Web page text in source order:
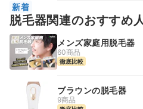
新着
脱毛器関連のおすすめ
メンズ家庭用脱毛器
60商品
徹底比較
ブラウンの脱毛器
9商品